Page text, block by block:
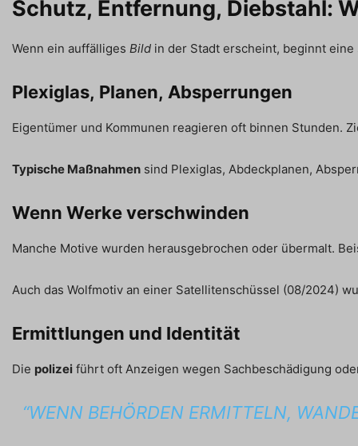
Schutz, Entfernung, Diebstahl:
Wenn ein auffälliges Bild in der Stadt erscheint, beginnt
Plexiglas, Planen, Absperrungen
Eigentümer und Kommunen reagieren oft binnen Stunden.
Typische Maßnahmen sind Plexiglas, Abdeckplanen,
Wenn Werke verschwinden
Manche Motive wurden herausgebrochen oder übermalt.
Auch das Wolfmotiv an einer Satellitenschüssel (08/2024)
Ermittlungen und Identität
Die polizei führt oft Anzeigen wegen Sachbeschädigung
“WENN BEHÖRDEN ERMITTELN,